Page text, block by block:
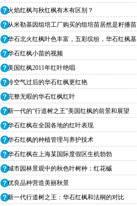
火焰红枫与秋红枫有木有区别？
从米勒基因组培工厂购买的组培苗居然是籽播苗
仿
华石北火红枫叶色丰富，五彩缤纷，华石红枫基
地
华石红枫小苗的视频
美国红枫2011年红叶绝唱
冷空气过后的华石红枫更红艳
完整无暇的华石红枫红叶
新一代的“行道树之王”美国红枫的前景和展望
华石红枫在全国各地的红叶表现
华石红枫的种植管理与养护技术
华石红枫在上海某国际度假区生机勃勃
城市园林景观中的秋色叶树种：红花槭
优良品种营造美丽秋景
新一代行道树之王：华石红枫和法桐的对比